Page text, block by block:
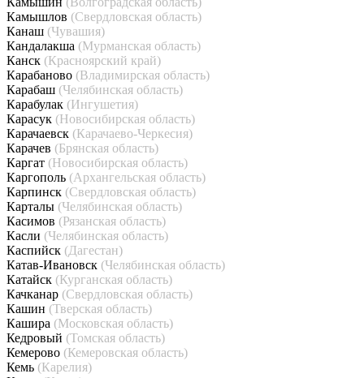
Камышлов (Свердловская область)
Канаш (Чувашия)
Кандалакша (Мурманская область)
Канск (Красноярский край)
Карабаново (Владимирская область)
Карабаш (Челябинская область)
Карабулак (Ингушетия)
Карасук (Новосибирская область)
Карачаевск (Карачаево-Черкесия)
Карачев (Брянская область)
Каргат (Новосибирская область)
Каргополь (Архангельская область)
Карпинск (Свердловская область)
Карталы (Челябинская область)
Касимов (Рязанская область)
Касли (Челябинская область)
Каспийск (Дагестан)
Катав-Ивановск (Челябинская область)
Катайск (Курганская область)
Качканар (Свердловская область)
Кашин (Тверская область)
Кашира (Московская область)
Кедровый (Томская область)
Кемерово (Кемеровская область)
Кемь (Карелия)